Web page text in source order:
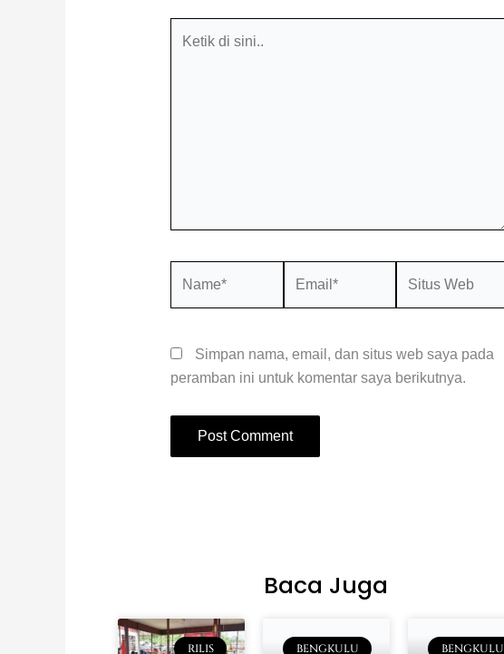
Simpan nama, email, dan situs web saya pada
peramban ini untuk komentar saya berikutnya.
Baca Juga
RILIS BENGKULU BENGKULU